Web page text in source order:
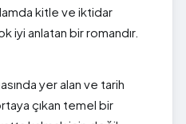
kitle ve iktidar
anlatan bir romandır.
yer alan ve tarih
çıkan temel bir